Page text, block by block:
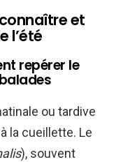
et
l’été
repérer le
ou tardive
la cueillette. Le
), souvent